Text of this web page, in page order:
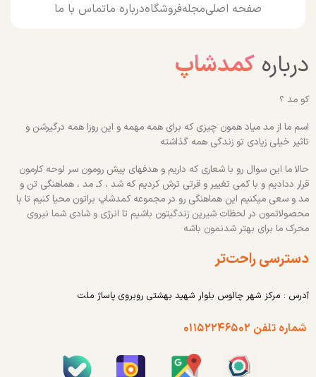
صفحه اصلیمجلهفروشگاهدرباره ماتماس با ما
درباره کمدشاپ
کو مد ؟
اسم ما از مد میاد همون چیزی که برای همه مهمه و این روزا همه درگیرشن و
تاثیر خیلی زیادی تو زندگی همه گذاشته
حالا ما این سوال رو با شعاری که داریم و هدفهای پیش رومون سر لوحه کارمون
قرار ددادیم و با کمی تغییر و قرتی ترش کردیم که شد ، کـ مد ، هماهنگی تن و
مد و سعی میکنیم این هماهنگی رو در مجموعه کمدشاپ براتون محیا کنیم تا با
محصولاتمون در لحظات شیرین زندگیتون باشیم تا انرژی و شادی شما نیروی
محرک ما برای بهتر شدنمون باشه
دسترسی راحت‌تر
آدرس : مرکز شهر چالوس بلوار شهید بهشتی روبروی پاساژ ملت
شماره تلفن ۰۱۱۵۲۲۴۶۵۰۲